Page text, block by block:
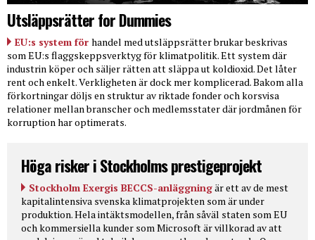
Utsläppsrätter for Dummies
EU:s system för handel med utsläppsrätter brukar beskrivas
som EU:s flaggskeppsverktyg för klimatpolitik. Ett system där
industrin köper och säljer rätten att släppa ut koldioxid. Det låter
rent och enkelt. Verkligheten är dock mer komplicerad. Bakom alla
förkortningar döljs en struktur av riktade fonder och korsvisa
relationer mellan branscher och medlemsstater där jordmånen för
korruption har optimerats.
Höga risker i Stockholms prestigeprojekt
Stockholm Exergis BECCS-anläggningär ett av de mest
kapitalintensiva svenska klimatprojekten som är under
produktion. Hela intäktsmodellen, från såväl staten som EU
och kommersiella kunder som Microsoft är villkorad av att